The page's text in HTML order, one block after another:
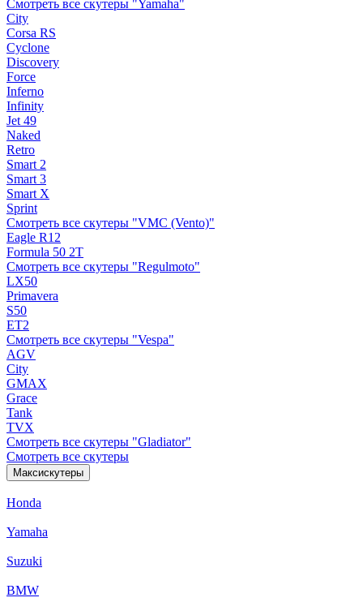
Смотреть все скутеры "Yamaha"
City
Corsa RS
Cyclone
Discovery
Force
Inferno
Infinity
Jet 49
Naked
Retro
Smart 2
Smart 3
Smart X
Sprint
Смотреть все скутеры "VMC (Vento)"
Eagle R12
Formula 50 2Т
Смотреть все скутеры "Regulmoto"
LX50
Primavera
S50
ET2
Смотреть все скутеры "Vespa"
AGV
City
GMAX
Grace
Tank
TVX
Смотреть все скутеры "Gladiator"
Смотреть все скутеры
Максискутеры
Honda
Yamaha
Suzuki
BMW